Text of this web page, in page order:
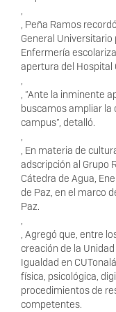
,
, Peña Ramos
General
Enfermería
apertura del Hospital
,
, “Ante la inminente
buscamos ampliar
campus”, detalló.
,
, En materia de
adscripción al Grupo
Cátedra de Agua,
de Paz, en el marco
Paz.
,
, Agregó que, entre
creación de la
Igualdad en
física, psicológica,
procedimientos de
competentes.